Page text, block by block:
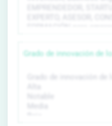
Grado de innovación de